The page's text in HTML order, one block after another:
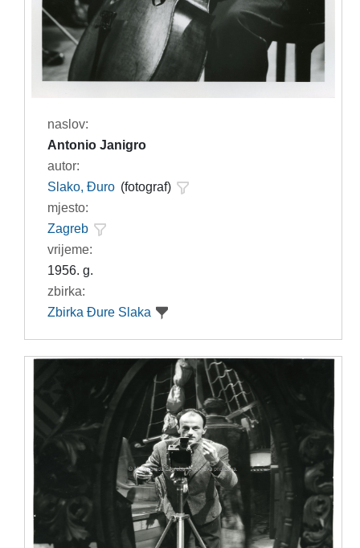
naslov:
Antonio Janigro
autor:
Slako, Đuro (fotograf)
mjesto:
Zagreb
vrijeme:
1956. g.
zbirka:
Zbirka Đure Slaka